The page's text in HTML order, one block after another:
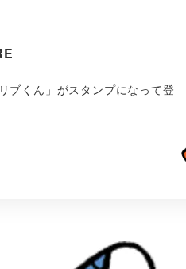
ブくん」がスタンプになって登